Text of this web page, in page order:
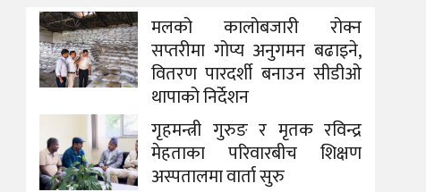
मलको कालोबजारी रोक्न
सप्तरीमा गोप्य अनुगमन बढाइने,
वितरण पारदर्शी बनाउन सीडीओ
थापाको निर्देशन
गृहमन्त्री गुरुङ र मृतक रविन्द्र
मेहताका परिवारबीच शिक्षण
अस्पतालमा वार्ता सुरु